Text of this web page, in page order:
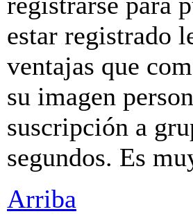
estar registrado
ventajas que
su imagen
suscripción a
segundos. Es
Arriba